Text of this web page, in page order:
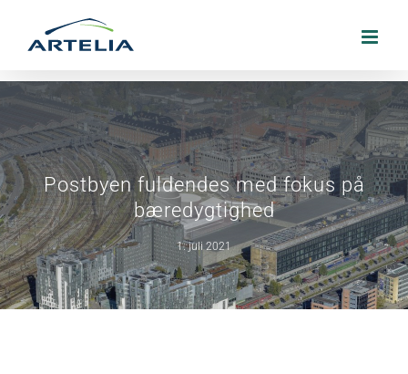
Postbyen fuldendes med fokus på
bæredygtighed
1. juli 2021